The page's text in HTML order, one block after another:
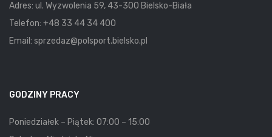
Adres: ul. Wyzwolenia 59, 43-300 Bielsko-Biała
Telefon: +48 33 44 34 400
Email: sprzedaz@polsport.bielsko.pl
GODZINY PRACY
Poniedziałek – Piątek: 07:00 – 15:00